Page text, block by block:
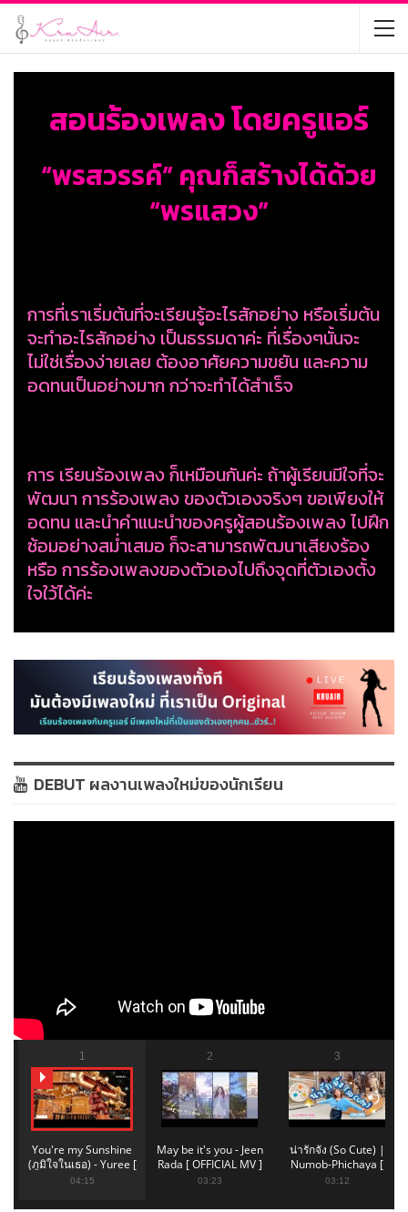
สอนร้องเพลง โดยครูแอร์
“พรสวรรค์” คุณก็สร้างได้ด้วย
“พรแสวง”
การที่เราเริ่มต้นที่จะเรียนรู้อะไรสักอย่าง หรือเริ่มต้น
จะทำอะไรสักอย่าง เป็นธรรมดาค่ะ ที่เรื่องๆนั้นจะ
ไม่ใช่เรื่องง่ายเลย ต้องอาศัยความขยัน และความ
อดทนเป็นอย่างมาก กว่าจะทำได้สำเร็จ
การ เรียนร้องเพลง ก็เหมือนกันค่ะ ถ้าผู้เรียนมีใจที่จะ
พัฒนา การร้องเพลง ของตัวเองจริงๆ ขอเพียงให้
อดทน และนำคำแนะนำของครูผู้สอนร้องเพลง ไปฝึก
ซ้อมอย่างสม่ำเสมอ ก็จะสามารถพัฒนาเสียงร้อง
หรือ การร้องเพลงของตัวเองไปถึงจุดที่ตัวเองตั้ง
ใจใว้ได้ค่ะ
DEBUT ผลงานเพลงใหม่ของนักเรียน
1
You're my Sunshine
(ภูมิใจในเธอ) - Yuree [
OFFICIAL LYRIC VIDEO ]
04:15
2
May be it's you - Jeen
Rada [ OFFICIAL MV ]
03:23
3
น่ารักจัง (So Cute) |
Numob-Phichaya [
OFFICIAL MV ]
03:12